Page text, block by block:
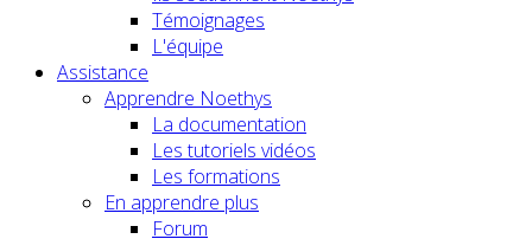
Témoignages
L'équipe
Assistance
Apprendre Noethys
La documentation
Les tutoriels vidéos
Les formations
En apprendre plus
Forum